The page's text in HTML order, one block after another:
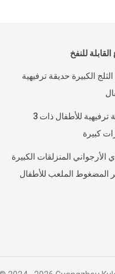
القابلة للنفخ
الكبيرة حديقة ترفيهية
حديقة ترفيهية للأطفال ذات 3
كبيرة
الأرجواني المنزلقات الكبيرة
المضغوط الملعب للأطفال